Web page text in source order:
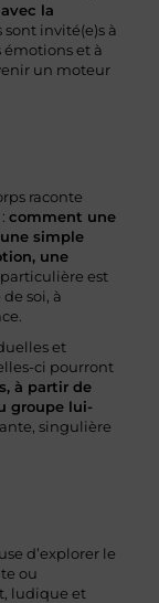
la
invité(e)s à
émotions et à
un moteur
raconte
comment une
simple
une
est
soi, à
et
ci pourront
à partir de
groupe lui-
singulière
d’explorer le
ou
ludique et